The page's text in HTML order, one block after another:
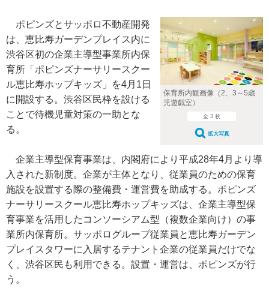
保育所内観画像（2、3～5歳
児遊戯室）
全 3 枚
拡大写真
ポピンズとサッポロ不動産開発
は、恵比寿ガーデンプレイス内に
渋谷区初の企業主導型事業所内保
育所「ポピンズナーサリースクー
ル恵比寿ホップキッズ」を4月1日
に開設する。渋谷区民枠を設ける
ことで待機児童対策の一助とな
る。
企業主導型保育事業は、内閣府により平成28年4月より導
入された新制度。企業が主体となり、従業員のための保育
施設を設置する際の整備費・運営費を助成する。ポピンズ
ナーサリースクール恵比寿ホップキッズは、企業主導型保
育事業を活用したコンソーシアム型（複数企業向け）の事
業所内保育所。サッポログループ従業員と恵比寿ガーデン
プレイスタワーに入居するテナント企業の従業員だけでな
く、渋谷区民も利用できる。設置・運営は、ポピンズが行
う。